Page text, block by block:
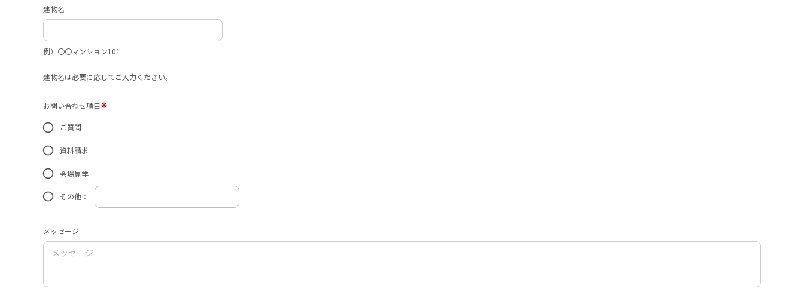
建物名
例）〇〇マンション101
建物名は必要に応じてご入力ください。
お問い合わせ項目
ご質問
資料請求
会場見学
その他：
メッセージ